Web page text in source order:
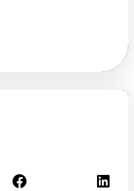
Facebook LinkedIn